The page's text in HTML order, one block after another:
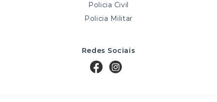
Policia Civil
Policia Militar
Redes Sociais